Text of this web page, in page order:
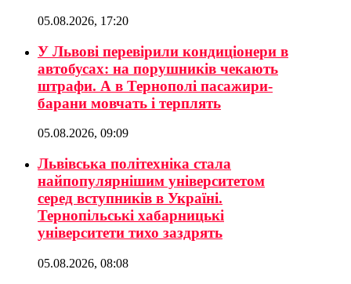
05.08.2026, 17:20
У Львові перевірили кондиціонери в
автобусах: на порушників чекають
штрафи. А в Тернополі пасажири-
барани мовчать і терплять
05.08.2026, 09:09
Львівська політехніка стала
найпопулярнішим університетом
серед вступників в Україні.
Тернопільські хабарницькі
університети тихо заздрять
05.08.2026, 08:08